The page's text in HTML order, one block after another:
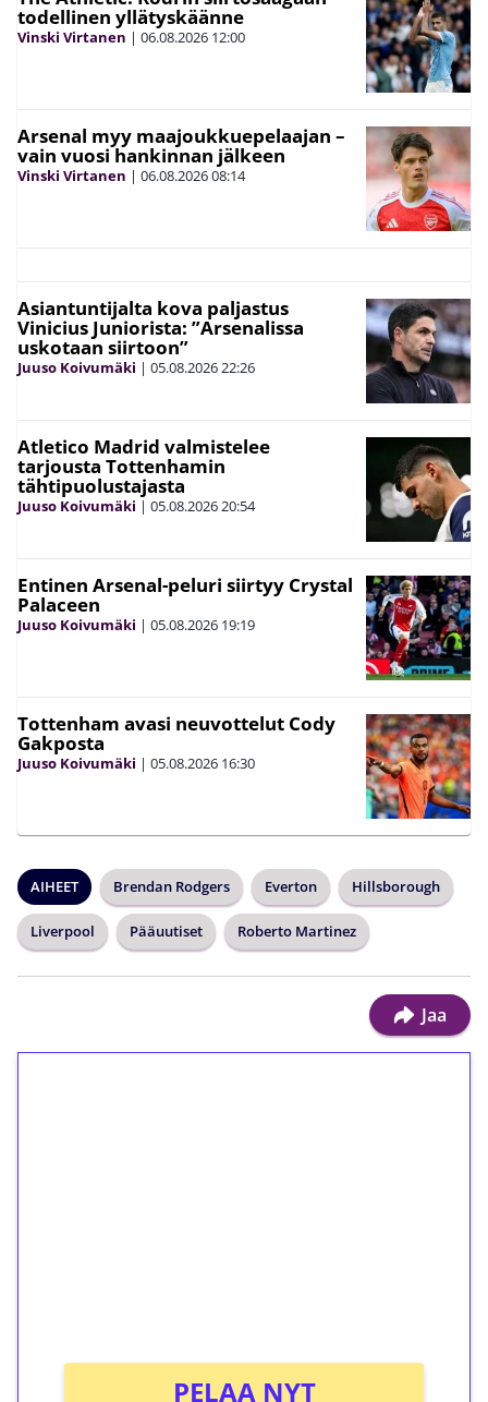
todellinen yllätyskäänne
Vinski Virtanen | 06.08.2026 12:00
Arsenal myy maajoukkuepelaajan –
vain vuosi hankinnan jälkeen
Vinski Virtanen | 06.08.202608:14
Asiantuntijalta kova paljastus
Vinicius Juniorista: ”Arsenalissa
uskotaan siirtoon”
Juuso Koivumäki | 05.08.202622:26
Atletico Madrid valmistelee
tarjousta Tottenhamin
tähtipuolustajasta
Juuso Koivumäki | 05.08.202620:54
Entinen Arsenal-peluri siirtyy Crystal
Palaceen
Juuso Koivumäki | 05.08.2026 19:19
Tottenham avasi neuvottelut Cody
Gakposta
Juuso Koivumäki | 05.08.2026 16:30
AIHEET Brendan Rodgers Everton Hillsborough
Liverpool Pääuutiset Roberto Martinez
Jaa
PELAA NYT